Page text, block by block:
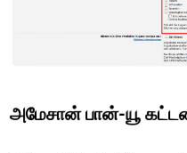
அமேசான் பான்-யூ